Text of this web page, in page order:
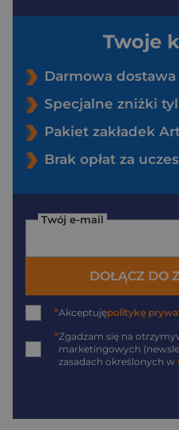
Twoje
Darmowa dostawa
Specjalne zniżki
Pakiet zakładek
Brak opłat za
Twój e-mail
DOŁĄCZ DO
*Akceptujępolitykę
*Zgadzam się na
marketingowych
zasadach określonych w